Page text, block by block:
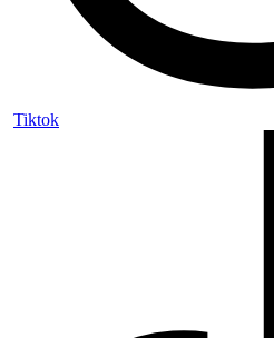
Tiktok